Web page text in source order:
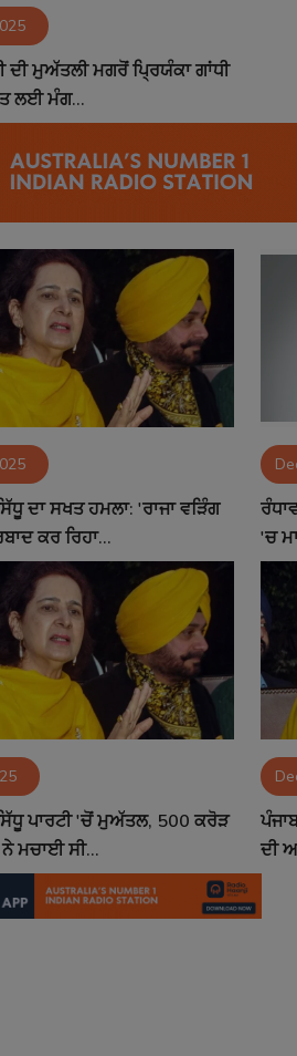
ਦੀ ਮੁਅੱਤਲੀ ਮਗਰੋਂ ਪ੍ਰਿਯੰਕਾ ਗਾਂਧੀ
ਲਈ ਮੰਗ...
ਦਾ ਸਖਤ ਹਮਲਾ: 'ਰਾਜਾ ਵੜਿੰਗ
ਕਰ ਰਿਹਾ...
'ਚ
ਪਾਰਟੀ 'ਚੋਂ ਮੁਅੱਤਲ, 500 ਕਰੋੜ
ਮਚਾਈ ਸੀ...
ਦੀ